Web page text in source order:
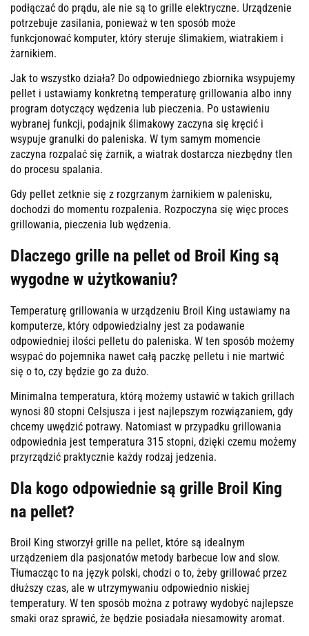
podłączać do prądu, ale nie są to grille elektryczne. Urządzenie
potrzebuje zasilania, ponieważ w ten sposób może
funkcjonować komputer, który steruje ślimakiem, wiatrakiem i
żarnikiem.
Jak to wszystko działa? Do odpowiedniego zbiornika wsypujemy
pellet i ustawiamy konkretną temperaturę grillowania albo inny
program dotyczący wędzenia lub pieczenia. Po ustawieniu
wybranej funkcji, podajnik ślimakowy zaczyna się kręcić i
wsypuje granulki do paleniska. W tym samym momencie
zaczyna rozpalać się żarnik, a wiatrak dostarcza niezbędny tlen
do procesu spalania.
Gdy pellet zetknie się z rozgrzanym żarnikiem w palenisku,
dochodzi do momentu rozpalenia. Rozpoczyna się więc proces
grillowania, pieczenia lub wędzenia.
Dlaczego grille na pellet od Broil King są
wygodne w użytkowaniu?
Temperaturę grillowania w urządzeniu Broil King ustawiamy na
komputerze, który odpowiedzialny jest za podawanie
odpowiedniej ilości pelletu do paleniska. W ten sposób możemy
wsypać do pojemnika nawet całą paczkę pelletu i nie martwić
się o to, czy będzie go za dużo.
Minimalna temperatura, którą możemy ustawić w takich grillach
wynosi 80 stopni Celsjusza i jest najlepszym rozwiązaniem, gdy
chcemy uwędzić potrawy. Natomiast w przypadku grillowania
odpowiednia jest temperatura 315 stopni, dzięki czemu możemy
przyrządzić praktycznie każdy rodzaj jedzenia.
Dla kogo odpowiednie są grille Broil King
na pellet?
Broil King stworzył grille na pellet, które są idealnym
urządzeniem dla pasjonatów metody barbecue low and slow.
Tłumacząc to na język polski, chodzi o to, żeby grillować przez
dłuższy czas, ale w utrzymywaniu odpowiednio niskiej
temperatury. W ten sposób można z potrawy wydobyć najlepsze
smaki oraz sprawić, że będzie posiadała niesamowity aromat.